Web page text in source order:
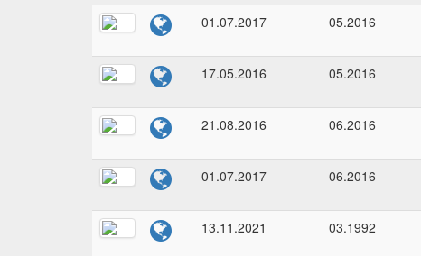
01.07.2017 05.2016
17.05.2016 05.2016
21.08.2016 06.2016
01.07.2017 06.2016
13.11.2021 03.1992